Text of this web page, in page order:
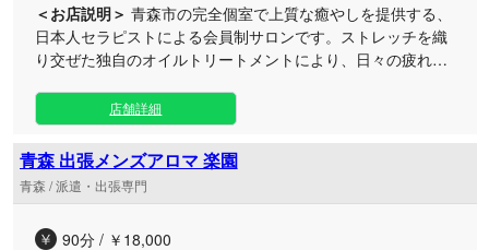
＜お店説明＞ 青森市の完全個室で上質な癒やしを提供する、
日本人セラピストによる会員制サロンです。ストレッチを織
り交ぜた独自のオイルトリートメントにより、日々の疲れや
約制のマンション一室による完全プライベート空間となって
おり、他のお客様の目を気にすることなく、自分だけの極上
のリラックスタイムをお過ごしいただけます。 もみほぐしや
リンパマッサージ、タイ古式から指圧まで幅広い施術内容に
対応し、アロマトリートメントや温かなホットオイル、ディ
客様一人ひとりのお好みに合わせたオーダーメイドな癒やし
店舗詳細
青森 出張メンズアロマ 楽園
青森 / 派遣・出張専門
90分 / ￥18,000